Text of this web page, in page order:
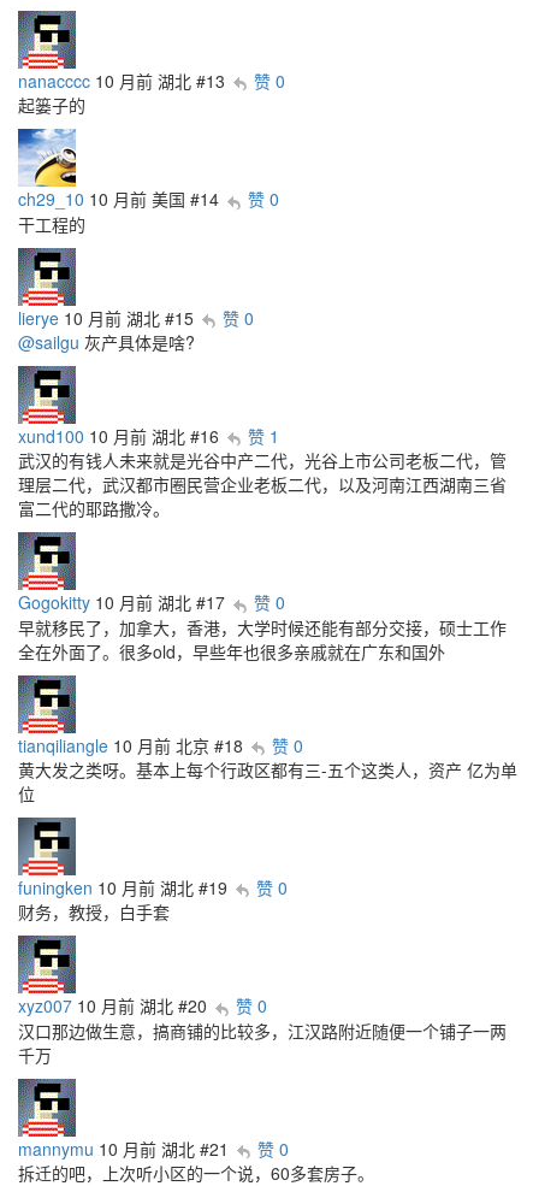
nanacccc 10 月前 湖北 #13
赞 0
起篓子的
ch29_10 10 月前 美国 #14
赞 0
干工程的
lierye 10 月前 湖北 #15
赞 0
@sailgu 灰产具体是啥?
xund100 10 月前 湖北 #16
赞 1
武汉的有钱人未来就是光谷中产二代，光谷上市公司老板二代，管
理层二代，武汉都市圈民营企业老板二代，以及河南江西湖南三省
富二代的耶路撒冷。
Gogokitty 10 月前 湖北 #17
赞 0
早就移民了，加拿大，香港，大学时候还能有部分交接，硕士工作
全在外面了。很多old，早些年也很多亲戚就在广东和国外
tianqiliangle 10 月前 北京 #18
赞 0
黄大发之类呀。基本上每个行政区都有三-五个这类人，资产 亿为单
位
funingken 10 月前 湖北 #19
赞 0
财务，教授，白手套
xyz007 10 月前 湖北 #20
赞 0
汉口那边做生意，搞商铺的比较多，江汉路附近随便一个铺子一两
千万
mannymu 10 月前 湖北 #21
赞 0
拆迁的吧，上次听小区的一个说，60多套房子。